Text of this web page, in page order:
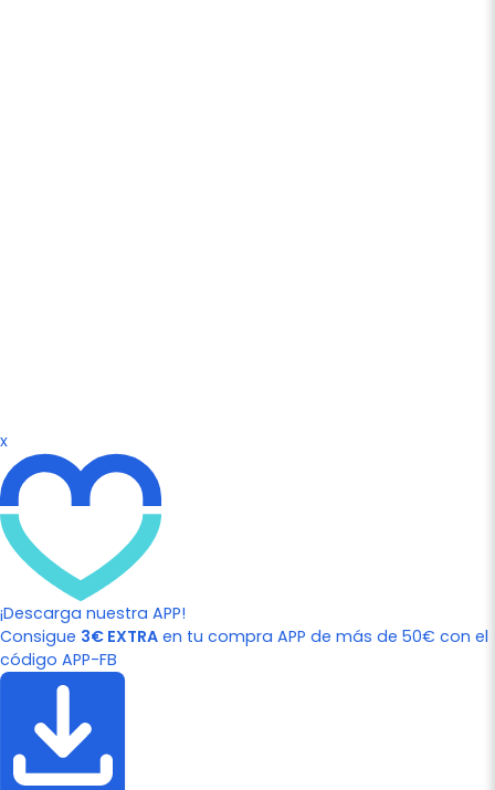
x
¡Descarga nuestra APP!
Consigue 3€ EXTRA en tu compra APP de más de 50€ con el
código APP-FB